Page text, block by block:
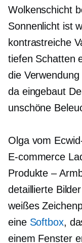
Wolkenschicht
Sonnenlicht ist
kontrastreiche
tiefen Schatten
die
da eingebaut
unschöne
Olga vom
E-commerce
Produkte –
detaillierte
weißes
eine Softbox,
einem Fenster